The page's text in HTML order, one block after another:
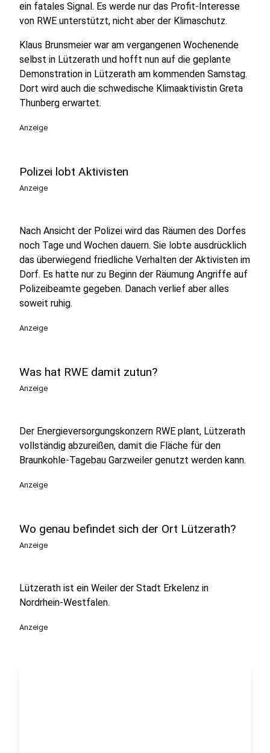
ein fatales Signal. Es werde nur das Profit-Interesse
von RWE unterstützt, nicht aber der Klimaschutz.
Klaus Brunsmeier war am vergangenen Wochenende
selbst in Lützerath und hofft nun auf die geplante
Demonstration in Lützerath am kommenden Samstag.
Dort wird auch die schwedische Klimaaktivistin Greta
Thunberg erwartet.
Anzeige
Polizei lobt Aktivisten
Anzeige
Nach Ansicht der Polizei wird das Räumen des Dorfes
noch Tage und Wochen dauern. Sie lobte ausdrücklich
das überwiegend friedliche Verhalten der Aktivisten im
Dorf. Es hatte nur zu Beginn der Räumung Angriffe auf
Polizeibeamte gegeben. Danach verlief aber alles
soweit ruhig.
Anzeige
Was hat RWE damit zutun?
Anzeige
Der Energieversorgungskonzern RWE plant, Lützerath
vollständig abzureißen, damit die Fläche für den
Braunkohle-Tagebau Garzweiler genutzt werden kann.
Anzeige
Wo genau befindet sich der Ort Lützerath?
Anzeige
Lützerath ist ein Weiler der Stadt Erkelenz in
Nordrhein-Westfalen.
Anzeige